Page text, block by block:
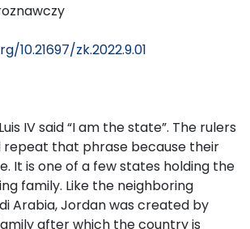
10.21697/zk.2022.9.01
IV said “I am the state”. The rulers
repeat that phrase because their
It is one of a few states holding the
family. Like the neighboring
Arabia, Jordan was created by
after which the country is